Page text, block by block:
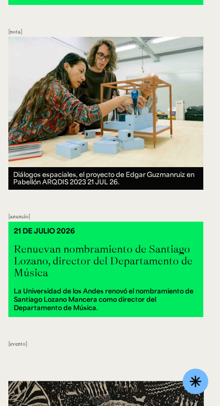
nota
Diálogos espaciales, el proyecto de Edgar Guzmanruiz en
Pabellón ARQDIS 202321 JUL 26.
anuncio
Renuevan nombramiento de Santiago
Lozano, director del Departamento de
Música
La Universidad de los Andes renovó el nombramiento de
Santiago Lozano Mancera como director del
Departamento de Música.
21 DE JULIO 2026
evento
asterisk